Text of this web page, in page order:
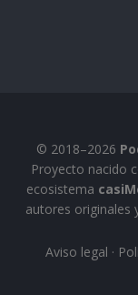
© 2018–2026
Proyecto nacido
ecosistema
autores originales
Aviso legal ·